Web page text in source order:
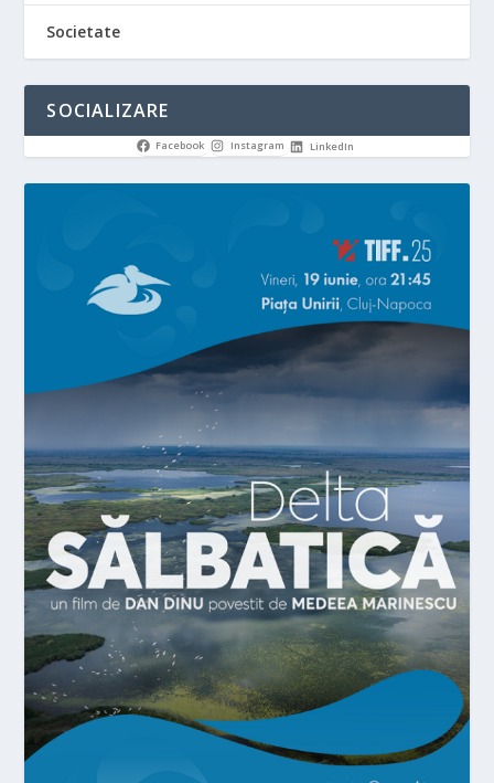
Societate
SOCIALIZARE
Facebook Instagram LinkedIn